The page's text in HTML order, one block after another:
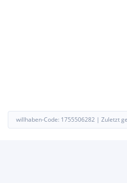
willhaben-Code: 1755506282 | Zuletzt